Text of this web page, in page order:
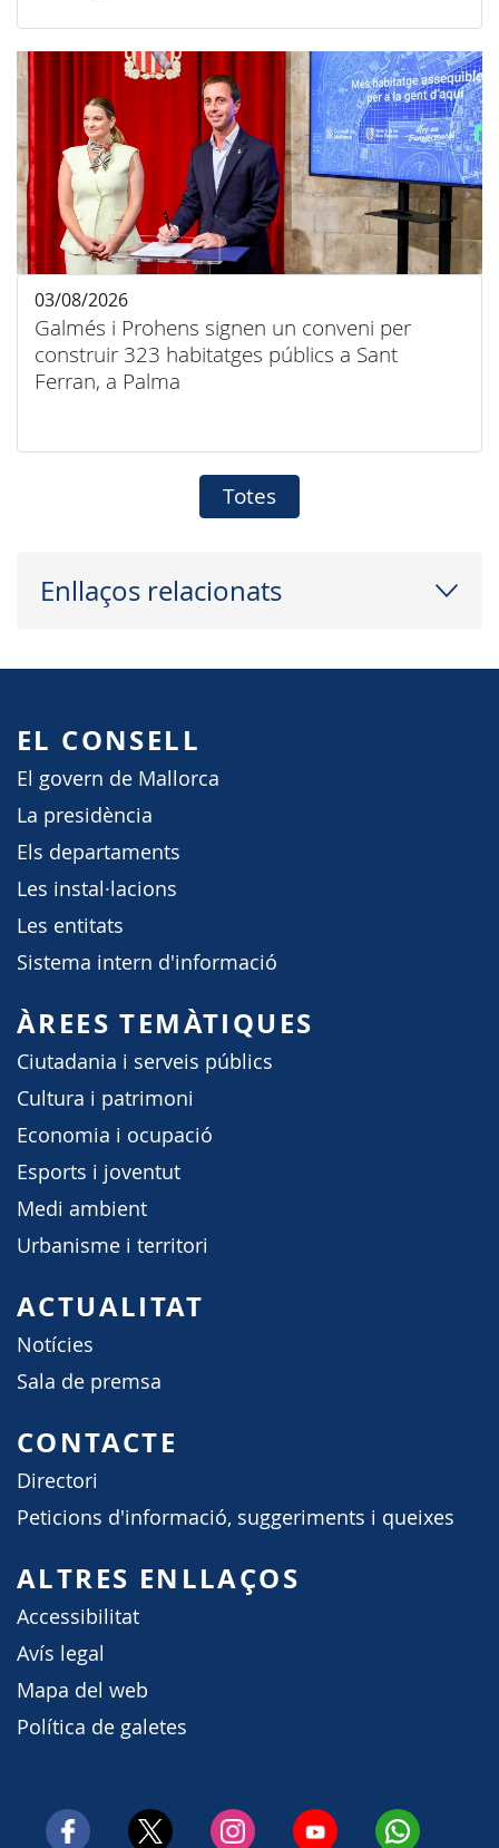
Galmés i Prohens signen un conveni per
construir 323 habitatges públics a Sant
Ferran, a Palma
03/08/2026
Totes
Enllaços relacionats
EL CONSELL
El govern de Mallorca
La presidència
Els departaments
Les instal·lacions
Les entitats
Sistema intern d'informació
ÀREES TEMÀTIQUES
Ciutadania i serveis públics
Cultura i patrimoni
Economia i ocupació
Esports i joventut
Medi ambient
Urbanisme i territori
ACTUALITAT
Notícies
Sala de premsa
CONTACTE
Directori
Peticions d'informació, suggeriments i queixes
ALTRES ENLLAÇOS
Accessibilitat
Avís legal
Mapa del web
Política de galetes